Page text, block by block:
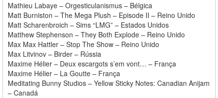
Mathieu Labaye – Orgesticulanismus – Bélgica
Matt Burniston – The Mega Plush – Episode II – Reino Unido
Matt Scharenbroich – Sims “LMG” – Estados Unidos
Matthew Stephenson – They Both Explode – Reino Unido
Max Max Hattler – Stop The Show – Reino Unido
Max Litvinov – Birder – Rússia
Maxime Hélier – Deux escargots s’em vont… – França
Maxime Hélier – La Goutte – França
Meditating Bunny Studios – Yellow Sticky Notes: Canadian Anijam
– Canadá